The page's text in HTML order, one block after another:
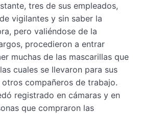
tres de sus empleados,
vigilantes y sin saber la
pero valiéndose de la
procedieron a entrar
muchas de las mascarillas que
cuales se llevaron para sus
compañeros de trabajo.
registrado en cámaras y en
que compraron las